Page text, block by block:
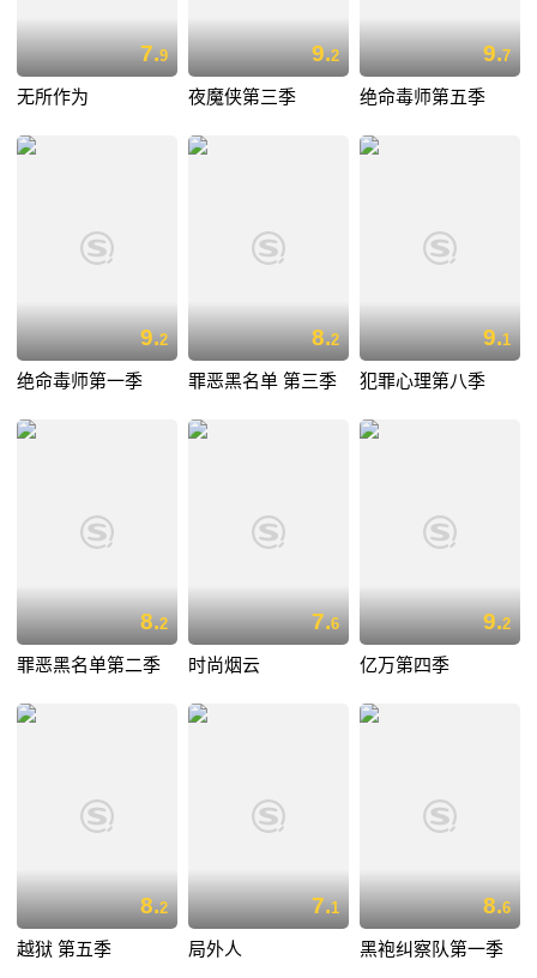
7.9
无所作为
9.2
夜魔侠第三季
9.7
绝命毒师第五季
9.2
绝命毒师第一季
8.2
罪恶黑名单 第三季
9.1
犯罪心理第八季
8.2
罪恶黑名单第二季
7.6
时尚烟云
9.2
亿万第四季
8.2
越狱 第五季
7.1
局外人
8.6
黑袍纠察队第一季